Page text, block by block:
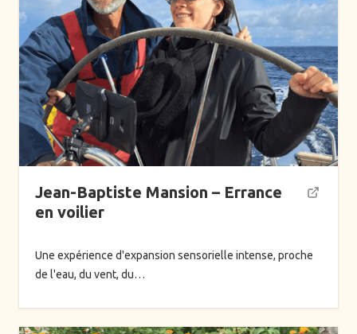
Jean-Baptiste Mansion – Errance
en voilier
Une expérience d'expansion sensorielle intense, proche
de l'eau, du vent, du…